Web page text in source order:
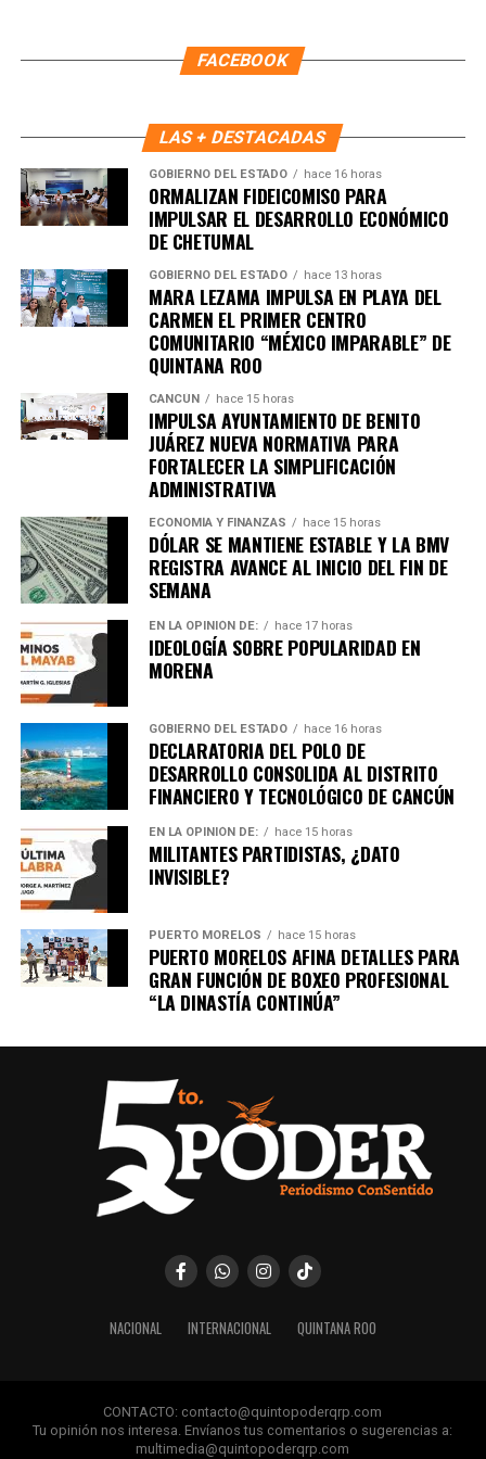
Únete al canal oficial de WhatsApp de
en tu teléfono.
Unirme al canal de WhatsApp
FACEBOOK
LAS + DESTACADAS
GOBIERNO DEL ESTADO hace 16 horas
ORMALIZAN FIDEICOMISO PARA
IMPULSAR EL DESARROLLO ECONÓMICO
DE CHETUMAL
GOBIERNO DEL ESTADO hace 13 horas
MARA LEZAMA IMPULSA EN PLAYA DEL
CARMEN EL PRIMER CENTRO
COMUNITARIO “MÉXICO IMPARABLE” DE
QUINTANA ROO
CANCÚN hace 15 horas
IMPULSA AYUNTAMIENTO DE BENITO
JUÁREZ NUEVA NORMATIVA PARA
FORTALECER LA SIMPLIFICACIÓN
ADMINISTRATIVA
ECONOMÍA Y FINANZAS hace 15 horas
DÓLAR SE MANTIENE ESTABLE Y LA BMV
REGISTRA AVANCE AL INICIO DEL FIN DE
SEMANA
EN LA OPINIÓN DE: hace 17 horas
IDEOLOGÍA SOBRE POPULARIDAD EN
MORENA
GOBIERNO DEL ESTADO hace 16 horas
DECLARATORIA DEL POLO DE
DESARROLLO CONSOLIDA AL DISTRITO
FINANCIERO Y TECNOLÓGICO DE CANCÚN
EN LA OPINIÓN DE: hace 15 horas
MILITANTES PARTIDISTAS, ¿DATO
INVISIBLE?
PUERTO MORELOS hace 15 horas
PUERTO MORELOS AFINA DETALLES PARA
GRAN FUNCIÓN DE BOXEO PROFESIONAL
“LA DINASTÍA CONTINÚA”
NACIONAL INTERNACIONAL QUINTANA ROO
CONTACTO: contacto@quintopoderqrp.com
Tu opinión nos interesa. Envíanos tus comentarios o sugerencias a:
multimedia@quintopoderqrp.com